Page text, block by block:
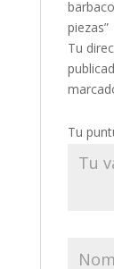
piezas”
Tu
Tu